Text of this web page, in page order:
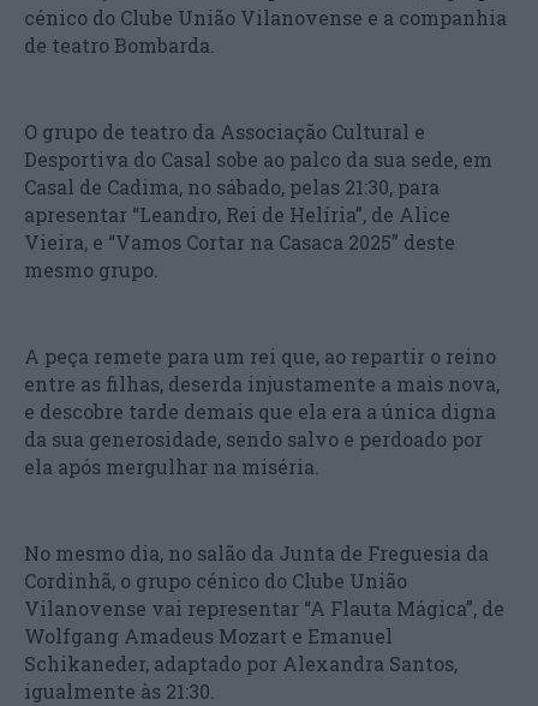
cénico do Clube União Vilanovense e a companhia
de teatro Bombarda.
O grupo de teatro da Associação Cultural e
Desportiva do Casal sobe ao palco da sua sede, em
Casal de Cadima, no sábado, pelas 21:30, para
apresentar “Leandro, Rei de Helíria”, de Alice
Vieira, e “Vamos Cortar na Casaca 2025” deste
mesmo grupo.
A peça remete para um rei que, ao repartir o reino
entre as filhas, deserda injustamente a mais nova,
e descobre tarde demais que ela era a única digna
da sua generosidade, sendo salvo e perdoado por
ela após mergulhar na miséria.
No mesmo dia, no salão da Junta de Freguesia da
Cordinhã, o grupo cénico do Clube União
Vilanovense vai representar “A Flauta Mágica”, de
Wolfgang Amadeus Mozart e Emanuel
Schikaneder, adaptado por Alexandra Santos,
igualmente às 21:30.